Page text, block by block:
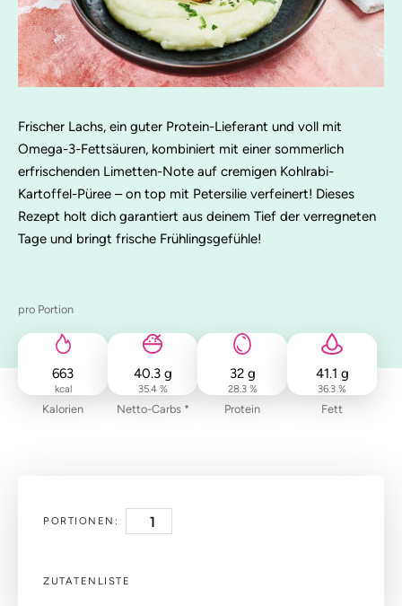
Frischer Lachs, ein guter Protein-Lieferant und voll mit
Omega-3-Fettsäuren, kombiniert mit einer sommerlich
erfrischenden Limetten-Note auf cremigen Kohlrabi-
Kartoffel-Püree – on top mit Petersilie verfeinert! Dieses
Rezept holt dich garantiert aus deinem Tief der verregneten
Tage und bringt frische Frühlingsgefühle!
pro Portion
663
kcal
Kalorien
40.3 g
35.4 %
Netto-Carbs *
32 g
28.3 %
Protein
41.1 g
36.3 %
Fett
PORTIONEN:
ZUTATENLISTE